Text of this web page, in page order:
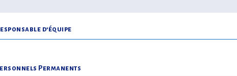
d’équipe
Permanents